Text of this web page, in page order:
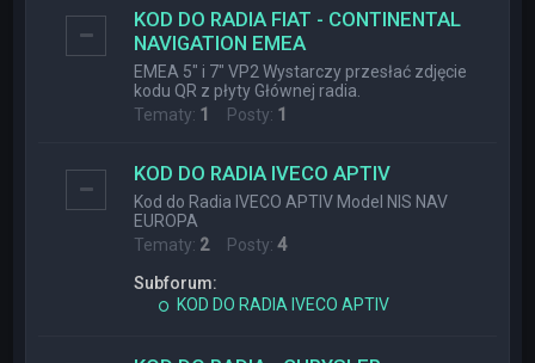
KOD DO RADIA FIAT - CONTINENTAL
NAVIGATION EMEA
EMEA 5" i 7" VP2 Wystarczy przesłać zdjęcie
kodu QR z płyty Głównej radia.
Tematy: 1 Posty: 1
KOD DO RADIA IVECO APTIV
Kod do Radia IVECO APTIV Model NIS NAV
EUROPA
Tematy: 2Posty:4
Subforum:
KOD DO RADIA IVECO APTIV